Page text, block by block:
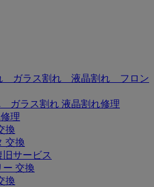
ガラス割れ 液晶割れ フロン
ガラス割れ 液晶割れ修理
理
換
交換
旧サービス
ー 交換
換